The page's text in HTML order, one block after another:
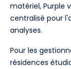
matériel, Purple
centralisé pour
analyses.
Pour les
résidences